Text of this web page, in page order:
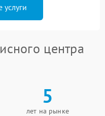
услуги
центра
5
лет на рынке